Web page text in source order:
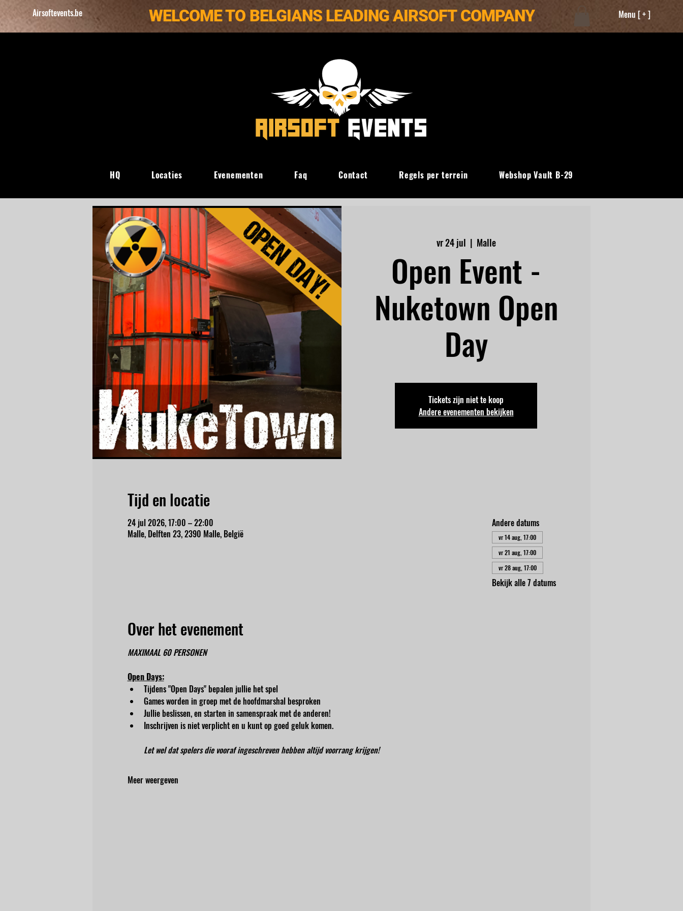
Airsoftevents.be Menu [ + ]
WELCOME TO BELGIANS LEADING AIRSOFT COMPANY
vr 24 jul
  |
Malle
Open Event -
Nuketown Open
Day
Tickets zijn niet te koop
Andere evenementen bekijken
Tijd en locatie
24 jul 2026, 17:00 – 22:00
Malle, Delften 23, 2390 Malle, België
Andere datums
vr 14 aug, 17:00
vr 21 aug, 17:00
vr 28 aug, 17:00
Bekijk alle 7 datums
Over het evenement
MAXIMAAL 60 PERSONEN
Open Days:
Tijdens "Open Days" bepalen jullie het spel
Games worden in groep met de hoofdmarshal besproken
Jullie beslissen, en starten in samenspraak met de anderen!
Inschrijven is niet verplicht en u kunt op goed geluk komen.
Let wel dat spelers die vooraf ingeschreven hebben altijd voorrang krijgen!
Meer weergeven
HQ Locaties Evenementen Faq Contact Regels per terrein Webshop Vault B-29